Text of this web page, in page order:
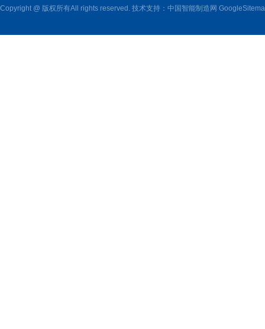
Copyright @ 版权所有All rights reserved. 技术支持： 中国智能制造网